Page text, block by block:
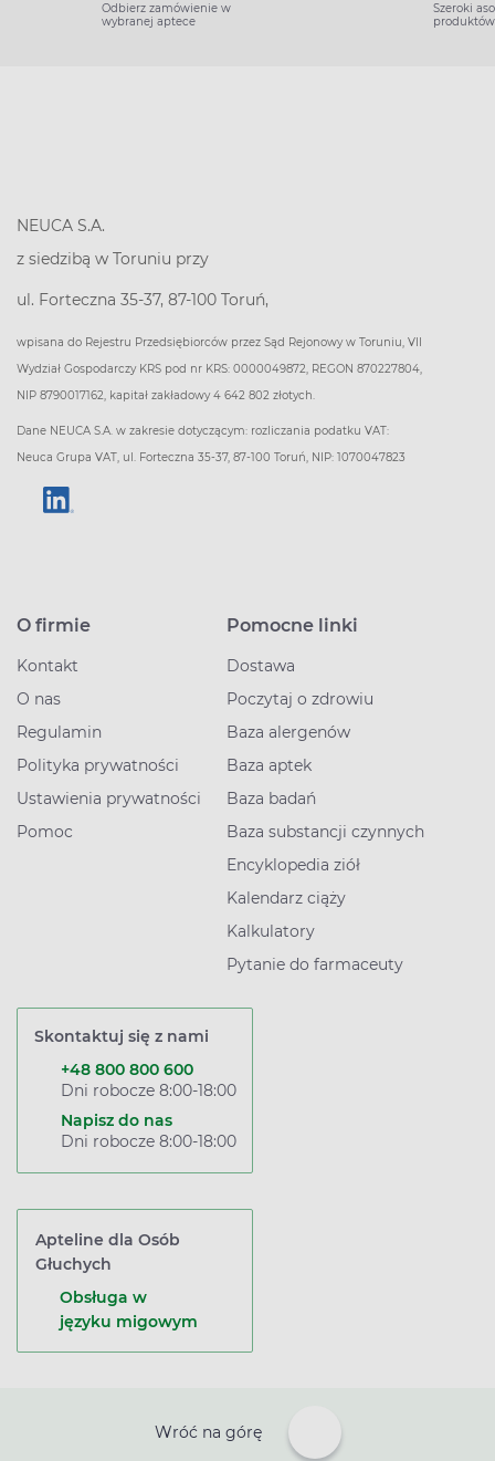
Odbierz zamówienie w
wybranej aptece
Szeroki
produktów
NEUCA S.A.
z siedzibą w Toruniu przy
ul. Forteczna 35-37, 87-100 Toruń,
wpisana do Rejestru Przedsiębiorców przez Sąd Rejonowy w Toruniu, VII
Wydział Gospodarczy KRS pod nr KRS: 0000049872, REGON 870227804,
NIP 8790017162, kapitał zakładowy 4 642 802 złotych.
Dane NEUCA S.A. w zakresie dotyczącym: rozliczania podatku VAT:
Neuca Grupa VAT, ul. Forteczna 35-37, 87-100 Toruń, NIP: 1070047823
O firmie
Kontakt
O nas
Regulamin
Polityka prywatności
Ustawienia prywatności
Pomoc
Pomocne linki
Dostawa
Poczytaj o zdrowiu
Baza alergenów
Baza aptek
Baza badań
Baza substancji czynnych
Encyklopedia ziół
Kalendarz ciąży
Kalkulatory
Pytanie do farmaceuty
Skontaktuj się z nami
+48 800 800 600
Dni robocze 8:00-18:00
Napisz do nas
Dni robocze 8:00-18:00
Apteline dla Osób
Głuchych
Obsługa w
języku migowym
Wróć na górę